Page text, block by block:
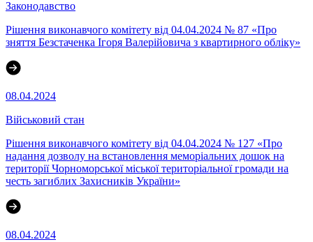
Законодавство
Рішення виконавчого комітету від 04.04.2024 № 87 «Про
зняття Безстаченка Ігоря Валерійовича з квартирного обліку»
08.04.2024
Військовий стан
Рішення виконавчого комітету від 04.04.2024 № 127 «Про
надання дозволу на встановлення меморіальних дошок на
території Чорноморської міської територіальної громади на
честь загиблих Захисників України»
08.04.2024